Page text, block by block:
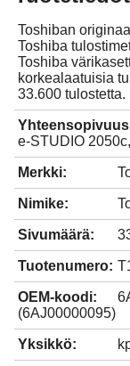
Toshiban
Toshiba
Toshiba
korkealaatuisia
33.600 tulostetta.
Yhteensopivuus
e-STUDIO
Merkki:
Nimike:
Sivumäärä:
Tuotenumero:
OEM-koodi:
(6AJ00000095)
Yksikkö: